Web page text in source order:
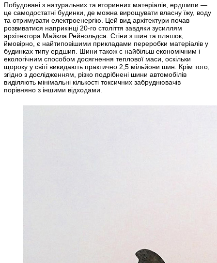
Побудовані з натуральних та вторинних матеріалів, ердшипи —
це самодостатні будинки, де можна вирощувати власну їжу, воду
та отримувати електроенергію. Цей вид архітектури почав
розвиватися наприкінці 20-го століття завдяки зусиллям
архітектора Майкла Рейнольдса. Стіни з шин та пляшок,
ймовірно, є найтиповішими прикладами переробки матеріалів у
будинках типу ердшип. Шини також є найбільш економічним і
екологічним способом досягнення теплової маси, оскільки
щороку у світі викидають практично 2,5 мільйони шин. Крім того,
згідно з дослідженням, різко подрібнені шини автомобілів
виділяють мінімальні кількості токсичних забруднювачів
порівняно з іншими відходами.